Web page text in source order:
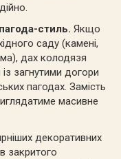
стиль. Якщо
саду (камені,
дах колодязя
загнутими догори
пагодах. Замість
масивне
декоративних
закритого